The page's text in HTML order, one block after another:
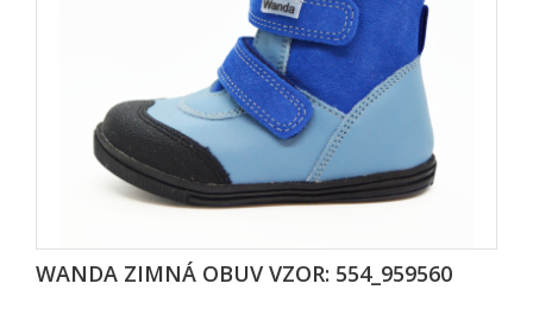
WANDA ZIMNÁ OBUV VZOR: 554_959560